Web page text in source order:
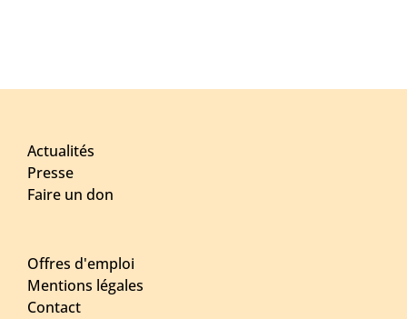
Actualités
Presse
Faire un don
Offres d'emploi
Mentions légales
Contact